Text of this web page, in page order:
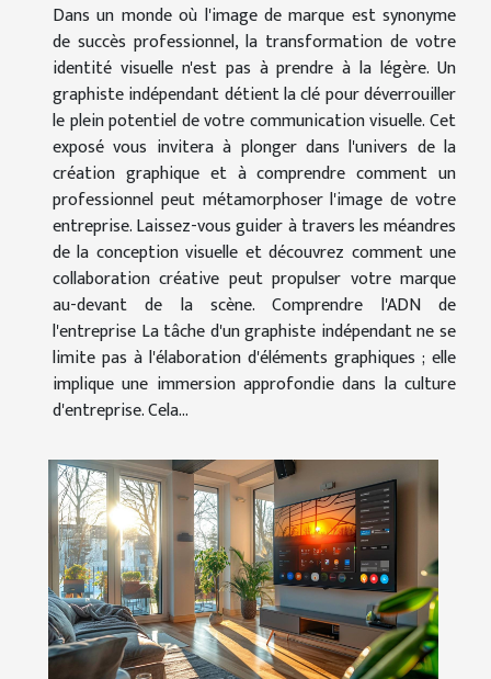
Dans un monde où l'image de marque est synonyme
de succès professionnel, la transformation de votre
identité visuelle n'est pas à prendre à la légère. Un
graphiste indépendant détient la clé pour déverrouiller
le plein potentiel de votre communication visuelle. Cet
exposé vous invitera à plonger dans l'univers de la
création graphique et à comprendre comment un
professionnel peut métamorphoser l'image de votre
entreprise. Laissez-vous guider à travers les méandres
de la conception visuelle et découvrez comment une
collaboration créative peut propulser votre marque
au-devant de la scène. Comprendre l'ADN de
l'entreprise La tâche d'un graphiste indépendant ne se
limite pas à l'élaboration d'éléments graphiques ; elle
implique une immersion approfondie dans la culture
d'entreprise. Cela...